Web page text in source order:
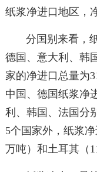
纸浆净进口地区，
分国别来看，
德国、意大利、韩
家的净进口总量为
中国、德国纸浆净
利、韩国、法国分
5个国家外，纸浆
万吨）和土耳其（